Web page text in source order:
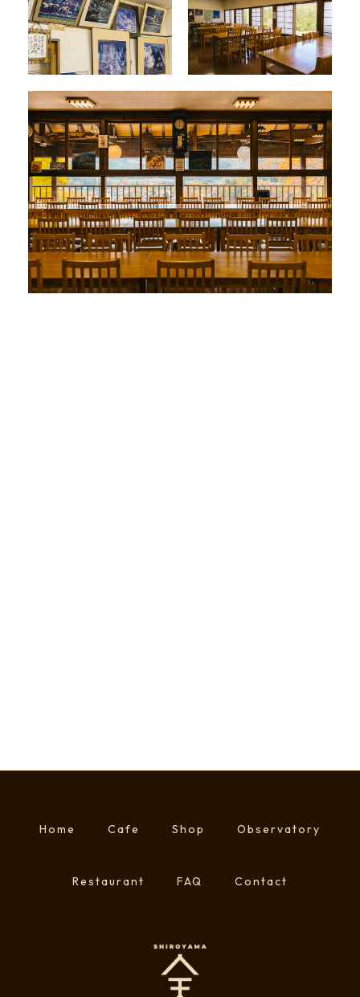
Home Cafe Shop Observatory
Restaurant FAQ Contact